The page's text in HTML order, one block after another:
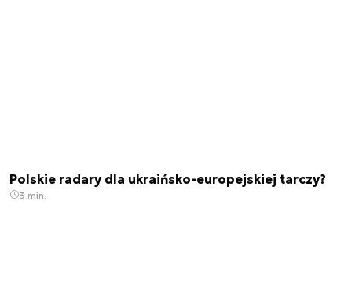
Polskie radary dla ukraińsko-europejskiej tarczy?
3 min.